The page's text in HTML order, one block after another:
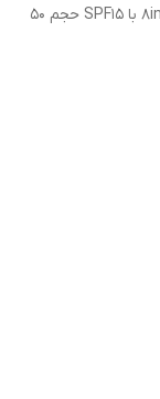
کرم پودر بی بی BB گابرینی GABRINI مدل 8 کاره 8in1 با SPF15 حجم 50